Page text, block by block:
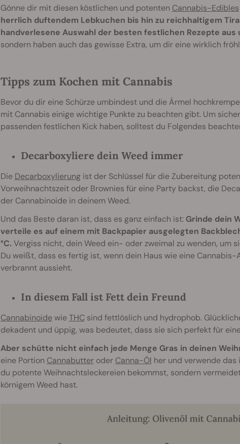
Gönne dir mit diesen köstlichen und potenten Cannabis-Edibles
herrlich duftendem Lebkuchen bis hin zu reichhaltigem
handverlesene Auswahl der besten festlichen Rezepte aus
sondern haben auch das gewisse Extra, um dir eine wirklich
Tipps zum Kochen mit Cannabis
Bevor du dir eine Schürze umbindest und die Ärmel
mit Cannabis einige wichtige Punkte zu beachten gibt. Um
passenden festlichen Kick haben, solltest du Folgendes
Decarboxyliere dein Weed immer
Die Decarboxylierungist der Schlüssel für die Zubereitung
Vorweihnachtszeit oder Brownies für eine Party backst, die
der Cannabinoide in deinem Weed.
Und das Beste daran ist, dass es ganz einfach ist: Grinde dein
verteile es auf einem mit Backpapier ausgelegten
°C. Vergiss nicht, dein Weed ein- oder zweimal zu wenden, um
Du weißt, dass es fertig ist, wenn dein Haus wie eine
verbrannt aussieht.
In diesem Fall ist Fett dein Freund
CannabinoidewieTHCsind fettlöslich und hydrophob.
dekadent und üppig, was bedeutet, dass sie sich perfekt für
Aber schütte nicht einfach jede Menge Gras in deinen
eine Portion Cannabutteroder Canna-Öl her und verwende das
du potente Weihnachtsleckereien bekommst, sondern
körnigem Weed hast.